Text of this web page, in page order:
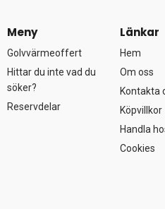
Meny
Golvvärmeoffert
Hittar du inte vad du
söker?
Reservdelar
Länkar
Hem
Om oss
Kontakta
Köpvillkor
Handla
Cookies